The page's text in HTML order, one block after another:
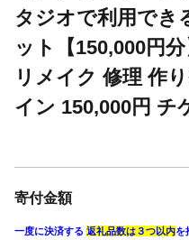
タジオで利用でき
ット【150,000円
リメイク 修理 作
イン 150,000円 チ
寄付金額
一度に決済する 返礼品数は３つ以内を